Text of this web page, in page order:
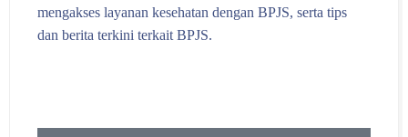
mengakses layanan kesehatan dengan BPJS, serta tips
dan berita terkini terkait BPJS.